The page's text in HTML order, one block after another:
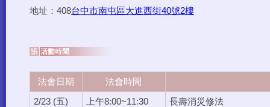
地址：408台中市南屯區大進西街40號2樓
法會日期 法會時間
2/23 (五) 上午8:00~11:30 長壽消災修法